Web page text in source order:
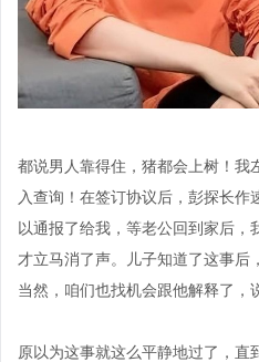
都说男人靠得住，猪都会上树！我
入查询！在签订协议后，彭探长
以通报了给我，等老公回到家后
才立马消了声。儿子知道了这事
当然，咱们也找机会跟他解释了
原以为这事就这么平静地过了，